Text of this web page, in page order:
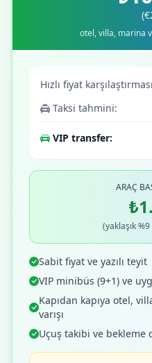
otel, villa, marina
Hızlı fiyat
Taksi tahmini:
VIP transfer:
ARAÇ
(yaklaşık
Sabit fiyat ve yazılı teyit
VIP minibüs (9+1) ve
Kapıdan kapıya otel,
varışı
Uçuş takibi ve bekleme